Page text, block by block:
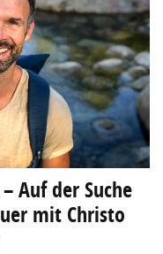
Auf der Suche
mit Christo